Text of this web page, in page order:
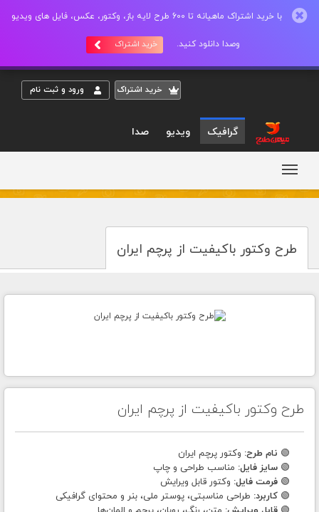
با خرید اشتراک ماهیانه تا 600 طرح لایه باز، وکتور، عکس، فایل های ویدیو
وصدا دانلود کنید. خرید اشتراک
خريد اشتراک ورود و ثبت نام
گرافیک ویدیو صدا
طرح وکتور باکیفیت از پرچم ایران
طرح وکتور باکیفیت از پرچم ایران
🟢 نام طرح: وکتور پرچم ایران
🟢 سایز فایل: مناسب طراحی و چاپ
🟢 فرمت فایل: وکتور قابل ویرایش
🟢 کاربرد: طراحی مناسبتی، پوستر ملی، بنر و محتوای گرافیکی